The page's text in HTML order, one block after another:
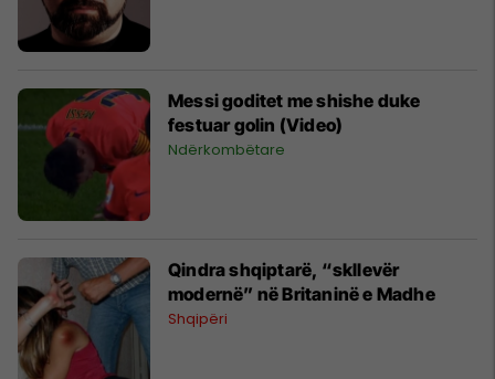
Messi goditet me shishe duke
festuar golin (Video)
Ndërkombëtare
Qindra shqiptarë, “skllevër
modernë” në Britaninë e Madhe
Shqipëri